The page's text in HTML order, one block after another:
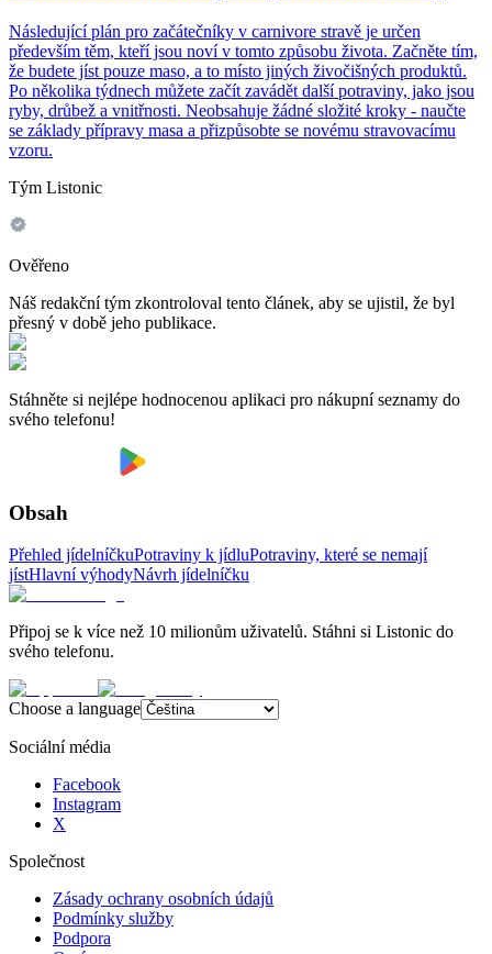
Následující plán pro začátečníky v carnivore stravě je určen
především těm, kteří jsou noví v tomto způsobu života. Začněte tím,
že budete jíst pouze maso, a to místo jiných živočišných produktů.
Po několika týdnech můžete začít zavádět další potraviny, jako jsou
ryby, drůbež a vnitřnosti. Neobsahuje žádné složité kroky - naučte
se základy přípravy masa a přizpůsobte se novému stravovacímu
vzoru.
Tým Listonic
Ověřeno
Náš redakční tým zkontroloval tento článek, aby se ujistil, že byl
přesný v době jeho publikace.
Stáhněte si nejlépe hodnocenou aplikaci pro nákupní seznamy do
svého telefonu!
Obsah
Přehled jídelníčkuPotraviny k jídluPotraviny, které se nemají
jístHlavní výhodyNávrh jídelníčku
Připoj se k více než 10 milionům uživatelů. Stáhni si Listonic do
svého telefonu.
Choose a language
Sociální média
Facebook
Instagram
X
Společnost
Zásady ochrany osobních údajů
Podmínky služby
Podpora